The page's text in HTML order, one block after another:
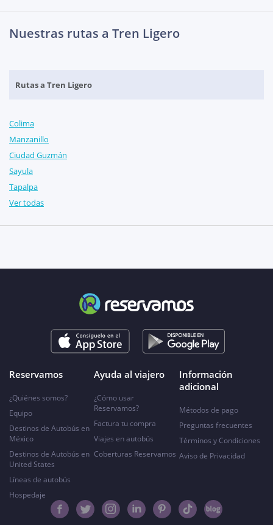
Nuestras rutas a Tren Ligero
Rutas a Tren Ligero
Colima
Manzanillo
Ciudad Guzmán
Sayula
Tapalpa
Ver todas
Reservamos
¿Quiénes somos?
Equipo
Destinos de Autobús en
México
Destinos de Autobús en
United States
Líneas de autobús
Hospedaje
Ayuda al viajero
¿Cómo usar
Reservamos?
Factura tu compra
Viajes en autobús
Coberturas Reservamos
Información
adicional
Métodos de pago
Preguntas frecuentes
Términos y Condiciones
Aviso de Privacidad